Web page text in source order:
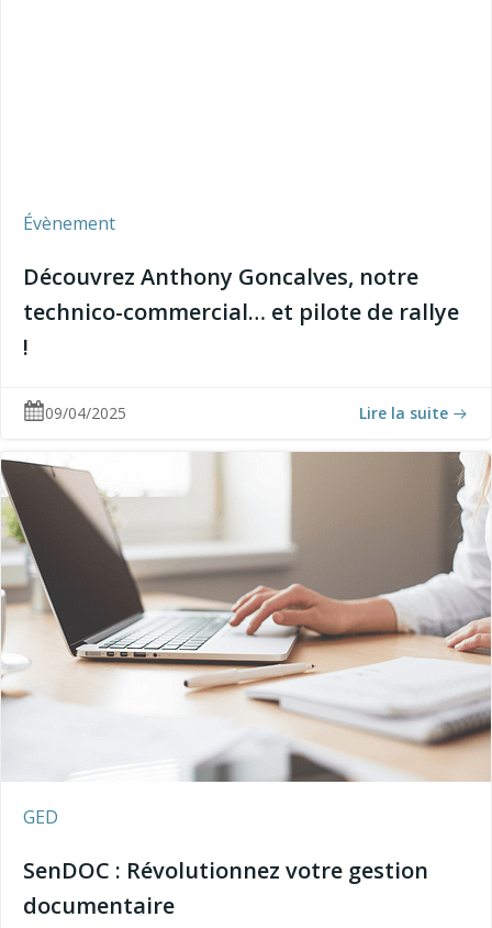
Évènement
Découvrez Anthony Goncalves, notre
technico-commercial… et pilote de rallye
!
09/04/2025 Lire la suite
GED
SenDOC : Révolutionnez votre gestion
documentaire